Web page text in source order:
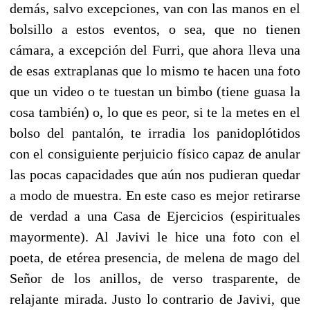
demás, salvo excepciones, van con las manos en el
bolsillo a estos eventos, o sea, que no tienen
cámara, a excepción del Furri, que ahora lleva una
de esas extraplanas que lo mismo te hacen una foto
que un video o te tuestan un bimbo (tiene guasa la
cosa también) o, lo que es peor, si te la metes en el
bolso del pantalón, te irradia los panidoplótidos
con el consiguiente perjuicio físico capaz de anular
las pocas capacidades que aún nos pudieran quedar
a modo de muestra. En este caso es mejor retirarse
de verdad a una Casa de Ejercicios (espirituales
mayormente). Al Javivi le hice una foto con el
poeta, de etérea presencia, de melena de mago del
Señor de los anillos, de verso trasparente, de
relajante mirada. Justo lo contrario de Javivi, que